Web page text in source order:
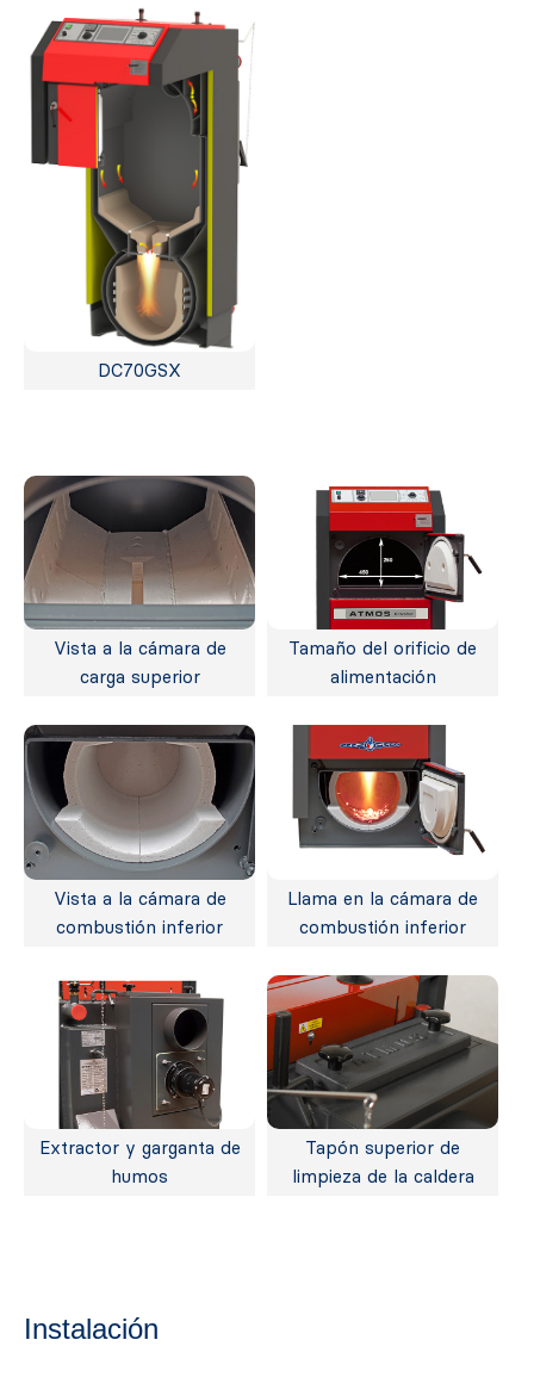
DC70GSX
Vista a la cámara de
carga superior
Tamaño del orificio de
alimentación
Vista a la cámara de
combustión inferior
Llama en la cámara de
combustión inferior
Extractor y garganta de
humos
Tapón superior de
limpieza de la caldera
Instalación